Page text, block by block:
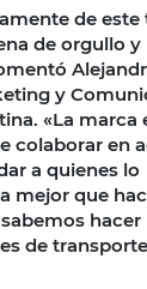
de este
de orgullo y
y
«La marca
colaborar en
a quienes lo
mejor que
hacer
de